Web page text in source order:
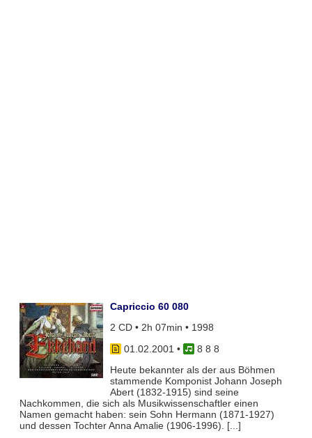
Capriccio 60 080
2 CD • 2h 07min • 1998
01.02.2001 •
8 8 8
Heute bekannter als der aus Böhmen
stammende Komponist Johann Joseph
Abert (1832-1915) sind seine
Nachkommen, die sich als Musikwissenschaftler einen
Namen gemacht haben: sein Sohn Hermann (1871-1927)
und dessen Tochter Anna Amalie (1906-1996). [...]